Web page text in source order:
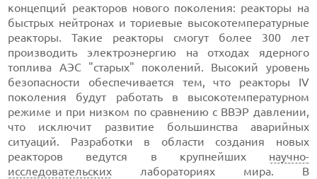
концепций реакторов нового поколения: реакторы на
быстрых нейтронах и ториевые высокотемпературные
реакторы. Такие реакторы смогут более 300 лет
производить электроэнергию на отходах ядерного
топлива АЭС "старых" поколений. Высокий уровень
безопасности обеспечивается тем, что реакторы IV
поколения будут работать в высокотемпературном
режиме и при низком по сравнению с ВВЭР давлении,
что исключит развитие большинства аварийных
ситуаций. Разработки в области создания новых
реакторов ведутся в крупнейших научно-
исследовательских лабораториях мира. В